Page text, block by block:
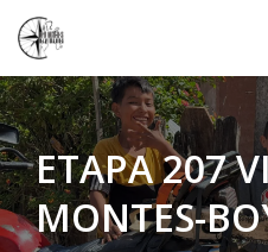
Saltar
al
contenido
ETAPA 207
MONTES-